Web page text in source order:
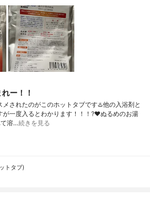
ー！！
メされたのがこのホットタブです♨️他の入浴剤と
が一度入るとわかります！！！?❤️ぬるめのお湯
溶…続きを見る
トタブ)